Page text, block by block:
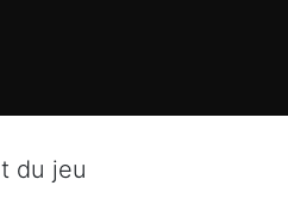
du jeu